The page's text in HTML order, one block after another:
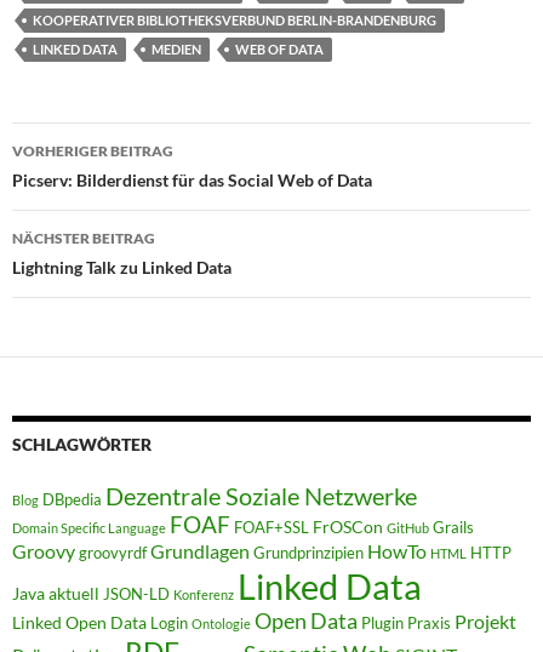
KOOPERATIVER BIBLIOTHEKSVERBUND BERLIN-BRANDENBURG
LINKED DATA
MEDIEN WEB OF DATA
Beitragsnavigation
VORHERIGER BEITRAG
Picserv: Bilderdienst für das Social Web of Data
NÄCHSTER BEITRAG
Lightning Talk zu Linked Data
SCHLAGWÖRTER
Blog DBpedia Dezentrale Soziale Netzwerke
Domain Specific Language FOAF FOAF+SSL FrOSCon GitHub Grails
GroovygroovyrdfGrundlagen Grundprinzipien HowTo HTML HTTP
Java aktuell JSON-LD Konferenz Linked Data
Linked Open Data Login Ontologie Open Data Plugin Praxis Projekt